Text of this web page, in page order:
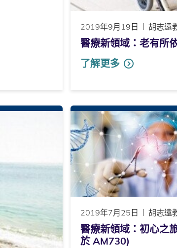
2019年9月19日 胡志遠
醫療新領域：老有所
了解更多
2019年7月25日 胡志遠
醫療新領域：初心之
於 AM730)